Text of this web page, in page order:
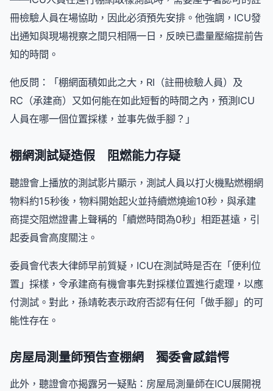
冊檢驗人員在場協助，因此必須預先安排。他強調，ICU發
出通知與現場視察之間只相隔一日，反映已盡量壓縮提前告
知的時間。
他反問：「棚網面積如此之大，RI（註冊檢驗人員）及
RC（承建商）又如何能在如此短暫的時間之內，預測ICU
人員在哪一個位置採樣，並事先做手腳？」
棚網測試疑造假 阻燃能力存疑
聽證會上播放的測試影片顯示，測試人員以打火機點燃棚網
物料約15秒後，物料開始起火並持續燃燒逾10秒，與承建
商提交阻燃證書上聲稱的「續燃時間為0秒」相距甚遠，引
起委員會高度關注。
委員會代表大律師早前質疑，ICU在測試時是否在「便利位
置」採樣，令承建商有機會事先對採樣位置進行處理，以應
付測試。對此，孫靖乾表示政府否認有任何「做手腳」的可
能性存在。
房屋局測量師預告查棚網 獨委會感錯愕
此外，聽證會亦揭露另一疑點：房屋局測量師在ICU展開視